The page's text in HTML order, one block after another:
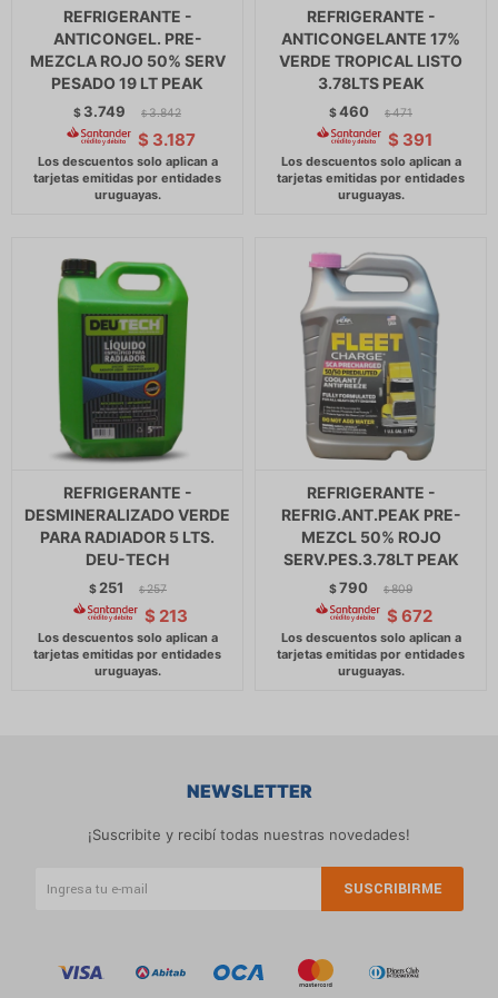
REFRIGERANTE -
ANTICONGEL. PRE-
MEZCLA ROJO 50% SERV
PESADO 19 LT PEAK
$ 3.749 $ 3.842
$ 3.187
REFRIGERANTE -
ANTICONGELANTE 17%
VERDE TROPICAL LISTO
3.78LTS PEAK
$460 $ 471
$ 391
REFRIGERANTE -
DESMINERALIZADO VERDE
PARA RADIADOR 5 LTS.
DEU-TECH
$ 251 $ 257
$ 213
REFRIGERANTE -
REFRIG.ANT.PEAK PRE-
MEZCL 50% ROJO
SERV.PES.3.78LT PEAK
$790 $ 809
$ 672
NEWSLETTER
¡Suscribite y recibí todas nuestras novedades!
SUSCRIBIRME